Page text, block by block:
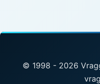
© 1998 - 2026